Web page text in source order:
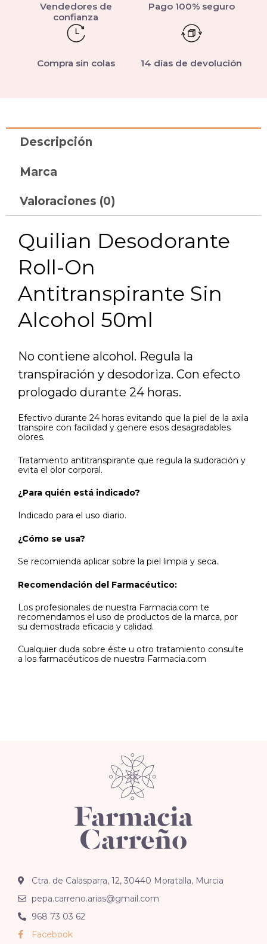
Vendedores de
confianza
Pago 100% seguro
Compra sin colas 14 días de devolución
Descripción
Marca
Valoraciones (0)
Quilian Desodorante
Roll-On
Antitranspirante Sin
Alcohol 50ml
No contiene alcohol. Regula la
transpiración y desodoriza. Con efecto
prologado durante 24 horas.
Efectivo durante 24 horas evitando que la piel de la axila
transpire con facilidad y genere esos desagradables
olores.
Tratamiento antitranspirante que regula la sudoración y
evita el olor corporal.
¿Para quién está indicado?
Indicado para el uso diario.
¿Cómo se usa?
Se recomienda aplicar sobre la piel limpia y seca.
Recomendación del Farmacéutico:
Los profesionales de nuestra Farmacia.com te
recomendamos el uso de productos de la marca, por
su demostrada eficacia y calidad.
Cualquier duda sobre éste u otro tratamiento consulte
a los farmacéuticos de nuestra Farmacia.com
Ctra. de Calasparra, 12, 30440 Moratalla, Murcia
pepa.carreno.arias@gmail.com
968 73 03 62
Facebook